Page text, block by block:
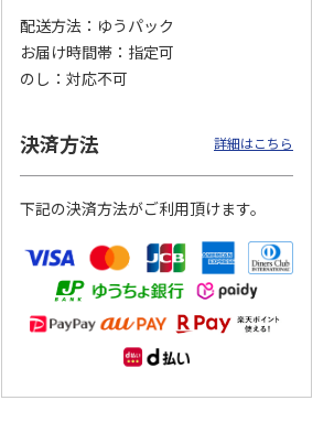
(送料・税込) (送料・税込)
配送方法
ゆうパック
お届け時間帯
指定可
のし
対応不可
決済方法 詳細はこちら
下記の決済方法がご利用頂けます。